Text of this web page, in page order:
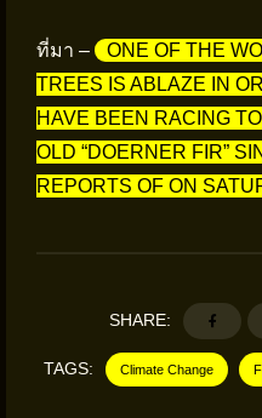
ที่มา –
ONE OF THE
TREES IS ABLAZE IN
HAVE BEEN RACING
OLD “DOERNER FIR”
REPORTS OF ON
SHARE:
TAGS: Climate Change